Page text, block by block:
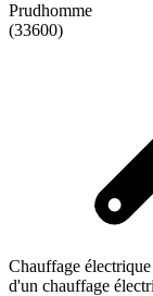
Prudhomme
(33600)
Chauffage
d'un chauffage